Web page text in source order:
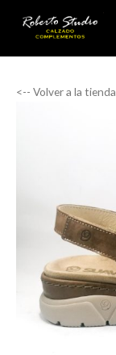
<-- Volver a la tienda